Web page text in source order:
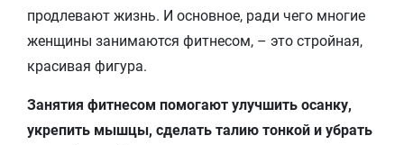
продлевают жизнь. И основное, ради чего многие
женщины занимаются фитнесом, – это стройная,
красивая фигура.
Занятия фитнесом помогают улучшить осанку,
укрепить мышцы, сделать талию тонкой и убрать